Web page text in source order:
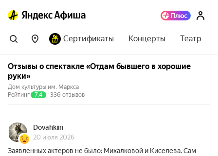
Сертификаты Концерты Театр
Отзывы о спектакле «Отдам бывшего в хорошие
руки»
Дом культуры им. Маркса
Рейтинг
7.4 336 отзывов
Dovahkiin
20 июля 2026
Заявленных актеров не было: Михалковой и Киселева. Сам